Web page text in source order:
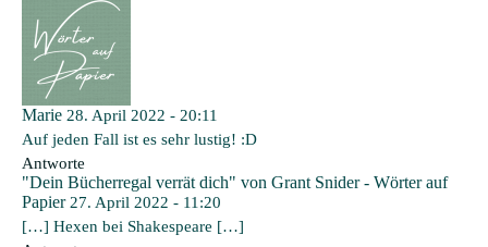
Marie 28. April 2022 - 20:11
Auf jeden Fall ist es sehr lustig! :D
Antworte
"Dein Bücherregal verrät dich" von Grant Snider - Wörter auf
Papier 27. April 2022 - 11:20
[…] Hexen bei Shakespeare […]